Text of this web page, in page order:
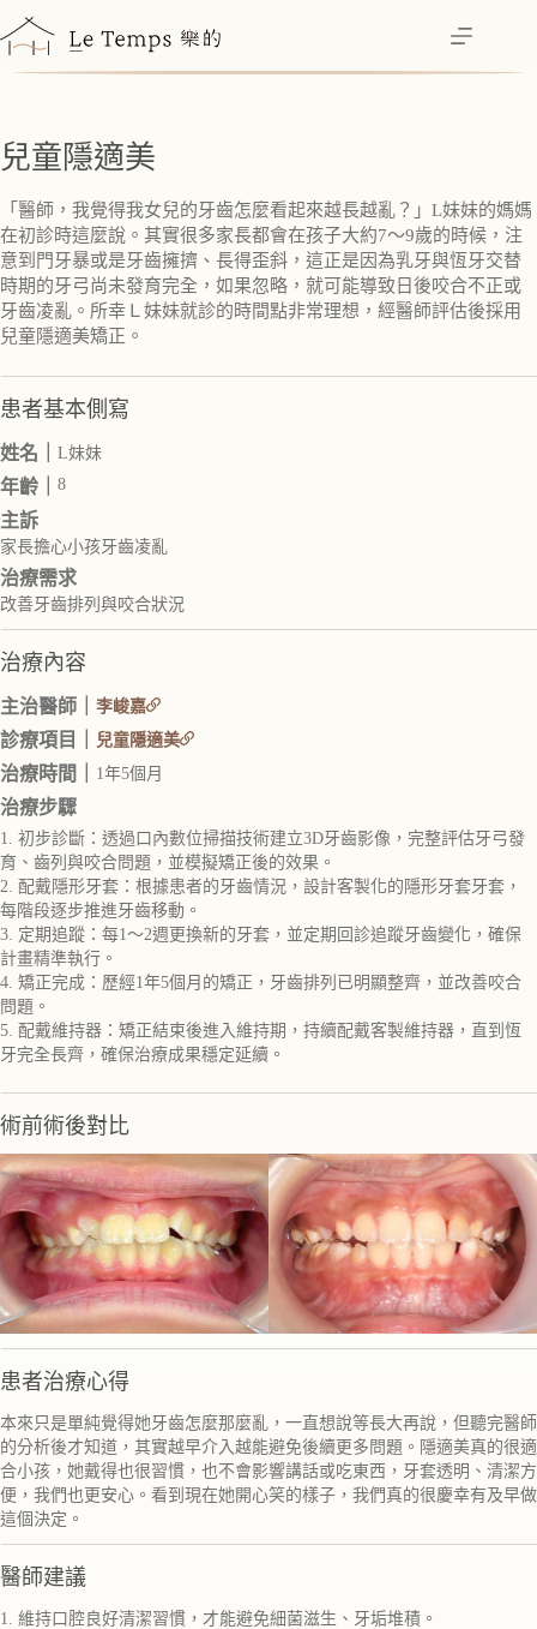
至
主
容
兒童隱適美
「醫師，我覺得我女兒的牙齒怎麼看起來越長越亂？」L妹妹的媽媽
在初診時這麼說。其實很多家長都會在孩子大約7～9歲的時候，注
意到門牙暴或是牙齒擁擠、長得歪斜，這正是因為乳牙與恆牙交替
時期的牙弓尚未發育完全，如果忽略，就可能導致日後咬合不正或
牙齒凌亂。所幸Ｌ妹妹就診的時間點非常理想，經醫師評估後採用
兒童隱適美矯正。
患者基本側寫
姓名｜ L妹妹
年齡｜ 8
主訴
家長擔心小孩牙齒凌亂
治療需求
改善牙齒排列與咬合狀況
治療內容
主治醫師｜ 李峻嘉
診療項目｜ 兒童隱適美
治療時間｜ 1年5個月
治療步驟
1. 初步診斷：透過口內數位掃描技術建立3D牙齒影像，完整評估牙弓發
育、齒列與咬合問題，並模擬矯正後的效果。
2. 配戴隱形牙套：根據患者的牙齒情況，設計客製化的隱形牙套牙套，
每階段逐步推進牙齒移動。
3. 定期追蹤：每1～2週更換新的牙套，並定期回診追蹤牙齒變化，確保
計畫精準執行。
4. 矯正完成：歷經1年5個月的矯正，牙齒排列已明顯整齊，並改善咬合
問題。
5. 配戴維持器：矯正結束後進入維持期，持續配戴客製維持器，直到恆
牙完全長齊，確保治療成果穩定延續。
術前術後對比
患者治療心得
本來只是單純覺得她牙齒怎麼那麼亂，一直想說等長大再說，但聽完醫師
的分析後才知道，其實越早介入越能避免後續更多問題。隱適美真的很適
合小孩，她戴得也很習慣，也不會影響講話或吃東西，牙套透明、清潔方
便，我們也更安心。看到現在她開心笑的樣子，我們真的很慶幸有及早做
這個決定。
醫師建議
1. 維持口腔良好清潔習慣，才能避免細菌滋生、牙垢堆積。